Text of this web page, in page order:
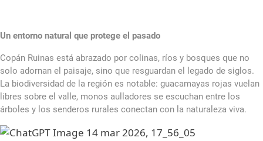
Un entorno natural que protege el pasado
Copán Ruinas está abrazado por colinas, ríos y bosques que no
solo adornan el paisaje, sino que resguardan el legado de siglos.
La biodiversidad de la región es notable: guacamayas rojas vuelan
libres sobre el valle, monos aulladores se escuchan entre los
árboles y los senderos rurales conectan con la naturaleza viva.